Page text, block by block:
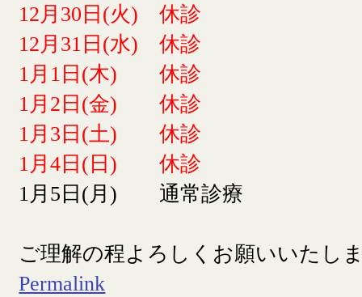
12月30日(火) 休診
12月31日(水) 休診
1月1日(木) 休診
1月2日(金) 休診
1月3日(土) 休診
1月4日(日) 休診
1月5日(月) 通常診療
ご理解の程よろしくお願いいたし
Permalink